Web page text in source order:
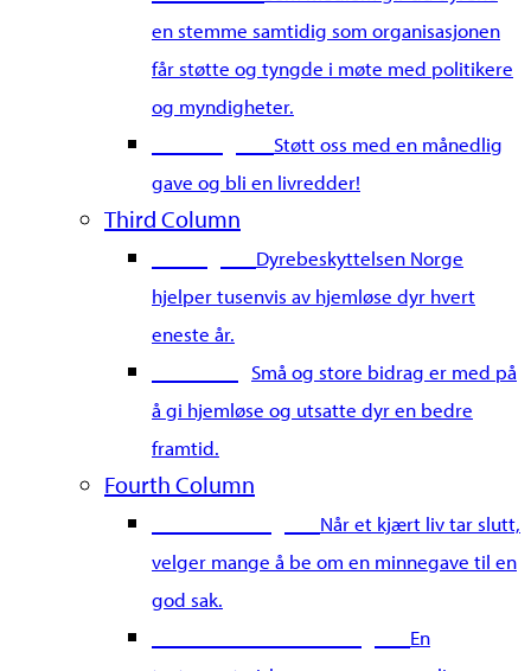
en stemme samtidig som organisasjonen
får støtte og tyngde i møte med politikere
og myndigheter.
Støtt oss med en månedlig
gave og bli en livredder!
Third Column
Dyrebeskyttelsen Norge
hjelper tusenvis av hjemløse dyr hvert
eneste år.
Små og store bidrag er med på
å gi hjemløse og utsatte dyr en bedre
framtid.
Fourth Column
Når et kjært liv tar slutt,
velger mange å be om en minnegave til en
god sak.
En